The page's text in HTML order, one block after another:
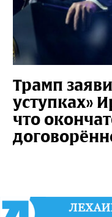
Трамп
уступках»
что